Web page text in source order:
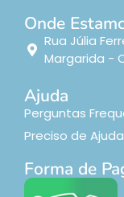
Onde
Rua Júlia
Margarida -
Ajuda
Perguntas
Preciso de Ajuda
Forma de